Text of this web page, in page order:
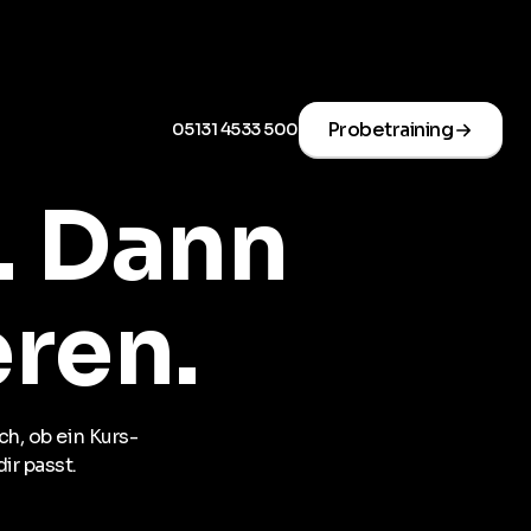
05131 4533 500 Probetraining
Dann
ob ein Kurs-
passt.